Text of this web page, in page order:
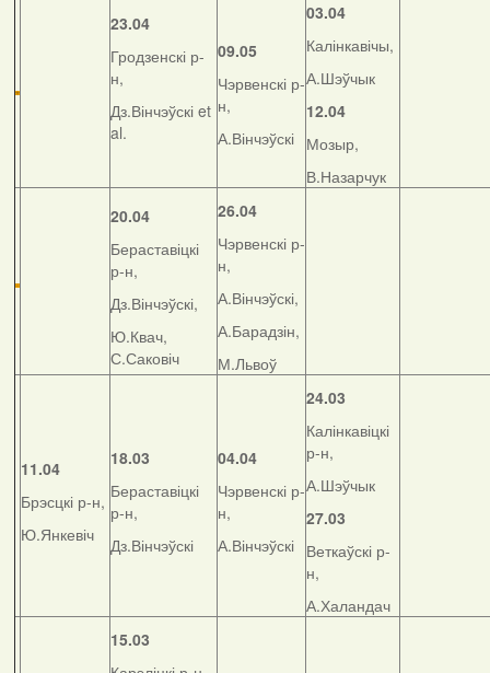
23.04
Гродзенскі р-
н,
Дз.Вінчэўскі et
al.
09.05
Чэрвенскі р-
н,
А.Вінчэўскі
03.04
Калінкавічы,
А.Шэўчык
12.04
Мозыр,
В.Назарчук
20.04
Бераставіцкі
р-н,
Дз.Вінчэўскі,
Ю.Квач,
С.Саковіч
26.04
Чэрвенскі р-
н,
А.Вінчэўскі,
А.Барадзін,
М.Львоў
11.04
Брэсцкі р-н,
Ю.Янкевіч
18.03
Бераставіцкі
р-н,
Дз.Вінчэўскі
04.04
Чэрвенскі р-
н,
А.Вінчэўскі
24.03
Калінкавіцкі
р-н,
А.Шэўчык
27.03
Веткаўскі р-
н,
А.Халандач
15.03